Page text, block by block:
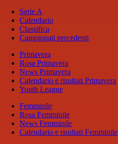
Serie A
Calendario
Classifica
Campionati precedenti
Primavera
Rosa Primavera
News Primavera
Calendario e risultati Primavera
Youth League
Femminile
Rosa Femminile
News Femminile
Calendario e risultati Femminile